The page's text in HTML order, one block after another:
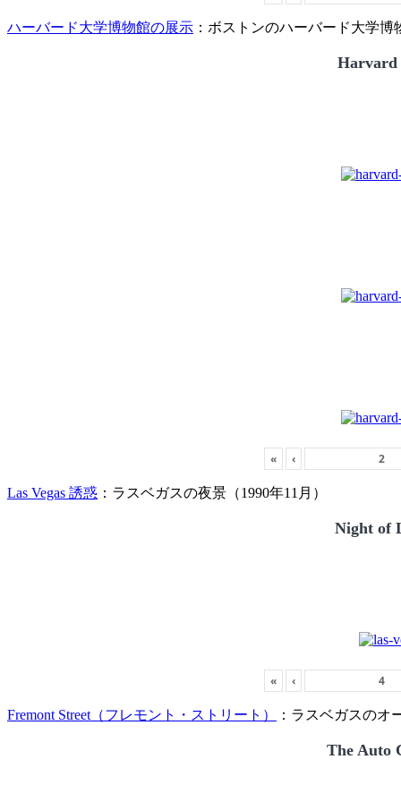
ハーバード大学博物館の展示 ：ボストンのハーバード大学博
Harvard
« ‹
Las Vegas 誘惑 ：ラスベガスの夜景（1990年11月）
Night of
« ‹
Fremont Street（フレモント・ストリート） ：ラスベガスのオ
The Auto